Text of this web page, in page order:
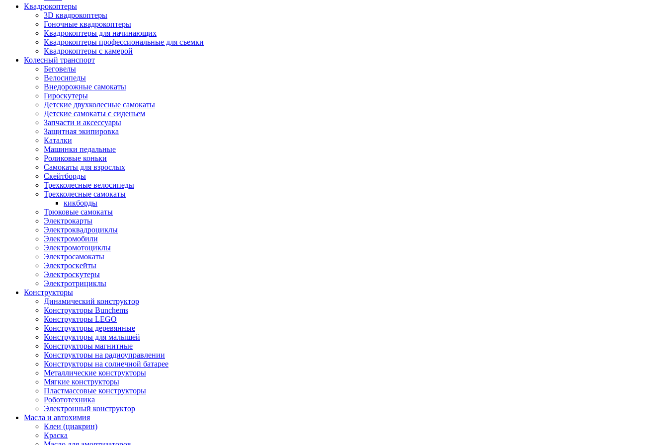
Квадрокоптеры
3D квадрокоптеры
Гоночные квадрокоптеры
Квадрокоптеры для начинающих
Квадрокоптеры профессиональные для съемки
Квадрокоптеры с камерой
Колесный транспорт
Беговелы
Велосипеды
Внедорожные самокаты
Гироскутеры
Детские двухколесные самокаты
Детские самокаты с сиденьем
Запчасти и аксессуары
Защитная экипировка
Каталки
Машинки педальные
Роликовые коньки
Самокаты для взрослых
Скейтборды
Трехколесные велосипеды
Трехколесные самокаты
кикборды
Трюковые самокаты
Электрокарты
Электроквадроциклы
Электромобили
Электромотоциклы
Электросамокаты
Электроскейты
Электроскутеры
Электротрициклы
Конструкторы
Динамический конструктор
Конструкторы Bunchems
Конструкторы LEGO
Конструкторы деревянные
Конструкторы для малышей
Конструкторы магнитные
Конструкторы на радиоуправлении
Конструкторы на солнечной батарее
Металлические конструкторы
Мягкие конструкторы
Пластмассовые конструкторы
Робототехника
Электронный конструктор
Масла и автохимия
Клеи (циакрин)
Краска